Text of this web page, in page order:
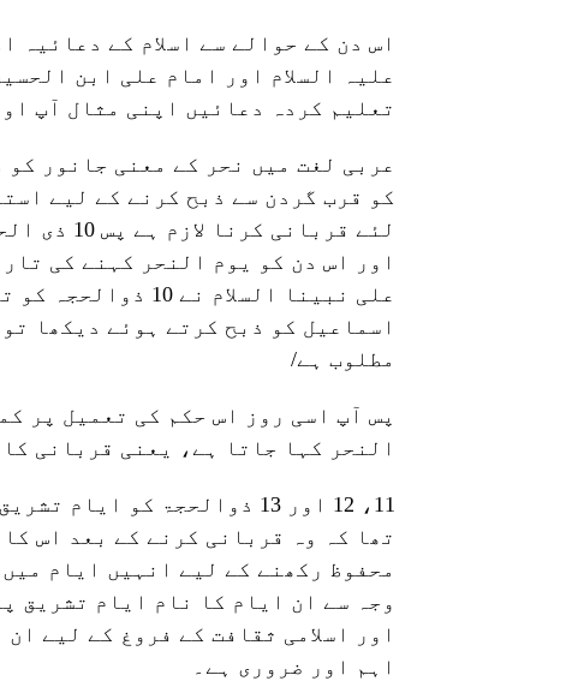
اس دن کے حوالے سے اسلام کے
علیہ السلام اور امام علی ابن
تعلیم کردہ دعائیں اپنی مثال آپ
عربی لغت میں نحر کے معنی جانور
کو قرب گردن سے ذبح کرنے کے لیے
لئے قربانی کرنا لازم ہے پس 10 ذی الحجہ کو ’’یوم النحر‘‘ کہا جاتا ہے
اور اس دن کو یوم النحر کہنے کی
علی نبینا
اسماعیل کو ذبح کرتے ہوئے دیکھا
مطلوب ہے/
النحر کہا جاتا ہے، یعنی قربانی کا
11، 12 اور 13 ذوالحجۃ کو
تھا کہ وہ قربانی کرنے کے بعد اس
محفوظ رکھنے کے لیے انہیں ایام
وجہ سے ان ایام کا نام ایام تشریق
اور اسلامی ثقافت کے فروغ کے لیے
اہم اور ضروری ہے۔